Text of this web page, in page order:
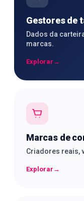
Gestores de
Dados da
marcas.
Explorar →
Marcas de
Criadores reais,
Explorar →